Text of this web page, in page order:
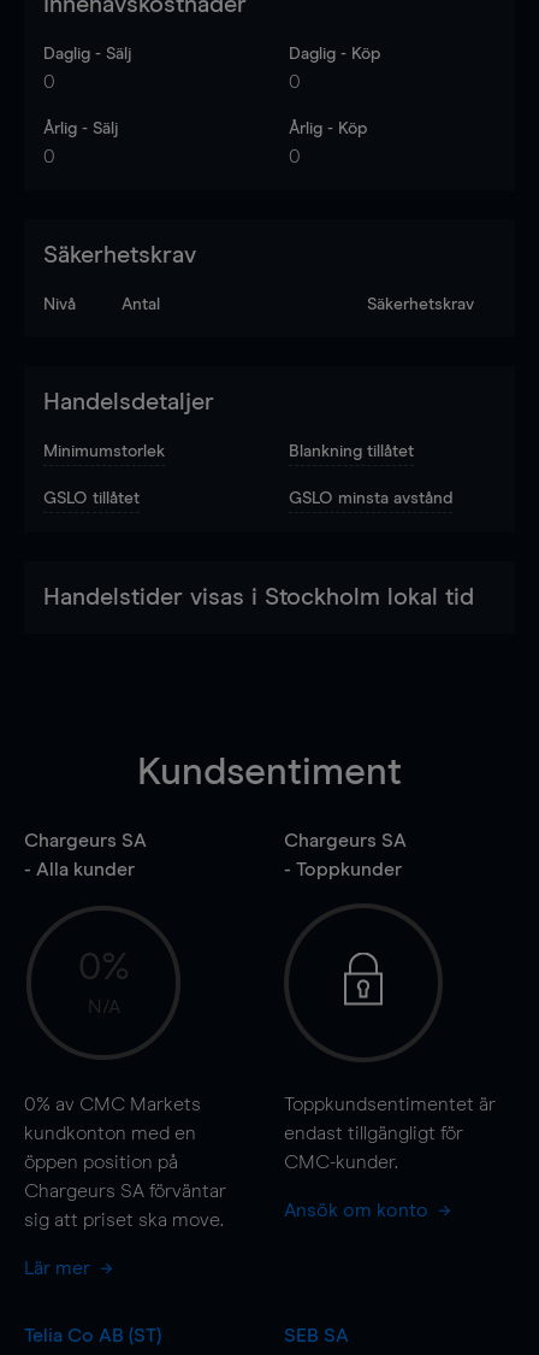
Daglig - Sälj
0
Daglig - Köp
0
Årlig - Sälj
0
Årlig - Köp
0
Säkerhetskrav
Nivå Antal Säkerhetskrav
Handelsdetaljer
Minimumstorlek Blankning tillåtet
GSLO tillåtet GSLO minsta avstånd
Handelstider visas i Stockholm lokal tid
Kundsentiment
Chargeurs SA
- Alla kunder
0%
N/A
0% av CMC Markets
kundkonton med en
öppen position på
Chargeurs SA förväntar
sig att priset ska move.
Lär mer
Chargeurs SA
- Toppkunder
Toppkundsentimentet är
endast tillgängligt för
CMC-kunder.
Ansök om konto
Telia Co AB (ST)
SEB SA